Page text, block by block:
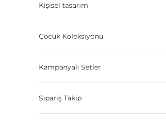
Kişisel tasarım
Çocuk Koleksiyonu
Kampanyalı Setler
Sipariş Takip